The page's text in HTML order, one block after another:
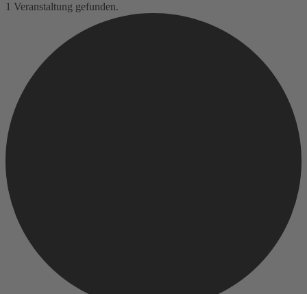
1 Veranstaltung gefunden.